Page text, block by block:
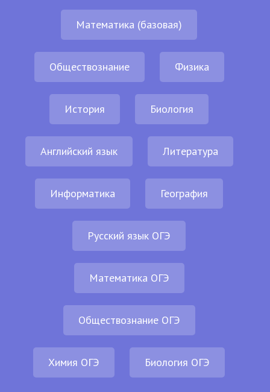
Математика (базовая)
Обществознание Физика
История Биология
Английский язык Литература
Информатика География
Русский язык ОГЭ
Математика ОГЭ
Обществознание ОГЭ
Химия ОГЭ Биология ОГЭ